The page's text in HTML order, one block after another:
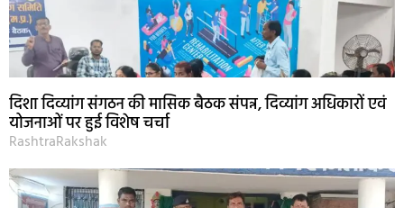
दिशा दिव्यांग संगठन की मासिक बैठक संपन्न, दिव्यांग अधिकारों एवं
योजनाओं पर हुई विशेष चर्चा
RashtraRakshak